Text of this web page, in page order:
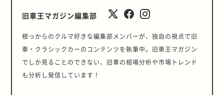
旧車王マガジン編集部
根っからのクルマ好きな編集部メンバーが、独自の視点で旧
車・クラシックカーのコンテンツを執筆中。旧車王マガジン
でしか見ることのできない、旧車の相場分析や市場トレンド
も分析し発信しています！